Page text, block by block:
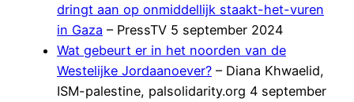
dringt aan op onmiddellijk staakt-het-vuren
in Gaza – PressTV 5 september 2024
Wat gebeurt er in het noorden van de
Westelijke Jordaanoever? – Diana Khwaelid,
ISM-palestine, palsolidarity.org 4 september